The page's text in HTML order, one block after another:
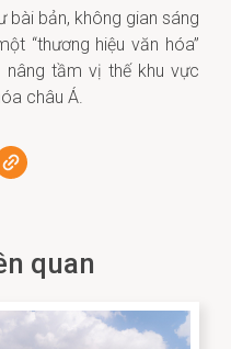
bài bản, không gian sáng
“thương hiệu văn hóa”
tầm vị thế khu vực
châu Á.
quan